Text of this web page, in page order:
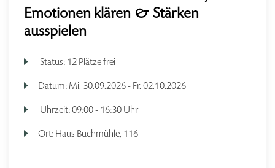
Emotionen klären & Stärken
ausspielen
Status: 12 Plätze frei
Datum: Mi. 30.09.2026 - Fr. 02.10.2026
Uhrzeit:09:00 - 16:30 Uhr
Ort: Haus Buchmühle, 116